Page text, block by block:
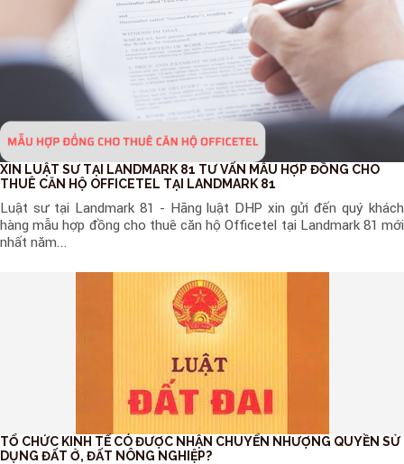
XIN LUẬT SƯ TẠI LANDMARK 81 TƯ VẤN MẪU HỢP ĐỒNG CHO
THUÊ CĂN HỘ OFFICETEL TẠI LANDMARK 81
Luật sư tại Landmark 81 - Hãng luật DHP xin gửi đến quý khách
hàng mẫu hợp đồng cho thuê căn hộ Officetel tại Landmark 81 mới
nhất năm...
TỔ CHỨC KINH TẾ CÓ ĐƯỢC NHẬN CHUYỂN NHƯỢNG QUYỀN SỬ
DỤNG ĐẤT Ở, ĐẤT NÔNG NGHIỆP?